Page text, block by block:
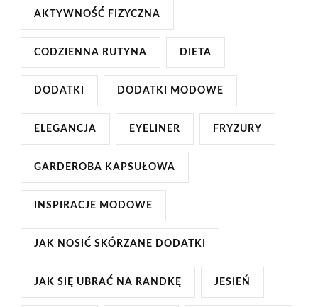
AKTYWNOŚĆ FIZYCZNA
CODZIENNA RUTYNA DIETA
DODATKI DODATKI MODOWE
ELEGANCJA EYELINER FRYZURY
GARDEROBA KAPSUŁOWA
INSPIRACJE MODOWE
JAK NOSIĆ SKÓRZANE DODATKI
JAK SIĘ UBRAĆ NA RANDKĘ JESIEŃ